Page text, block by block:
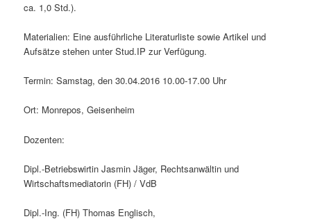
ca. 1,0 Std.).
Materialien: Eine ausführliche Literaturliste sowie Artikel und
Aufsätze stehen unter Stud.IP zur Verfügung.
Termin: Samstag, den 30.04.2016 10.00-17.00 Uhr
Ort: Monrepos, Geisenheim
Dozenten:
Dipl.-Betriebswirtin Jasmin Jäger, Rechtsanwältin und
Wirtschaftsmediatorin (FH) / VdB
Dipl.-Ing. (FH) Thomas Englisch,